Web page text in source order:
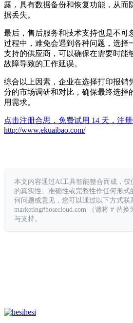
露，具有数据备份和恢复功能，从而
据丢失。
最后，售后服务和技术支持也是不可
过程中，难免会遇到各种问题，选择
支持的供应商，可以确保在需要时能
故障导致的工作延误。
综合以上因素，企业在选择打印报销
分的市场调研和对比，确保最终选择
用需求。
点击注册合思，免费试用 14 天，注册
http://www.ekuaibao.com/
本文内容通过AI工具智能整合而成，仅
的真实性、准确性或完整性作任何形
何问题或意见，您可以通过以下方式联
marketing#hosecloud.com （请将 # 替
与支持。
hesi